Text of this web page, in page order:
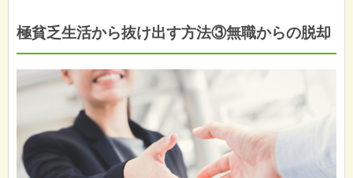
極貧乏生活から抜け出す方法③無職からの脱却